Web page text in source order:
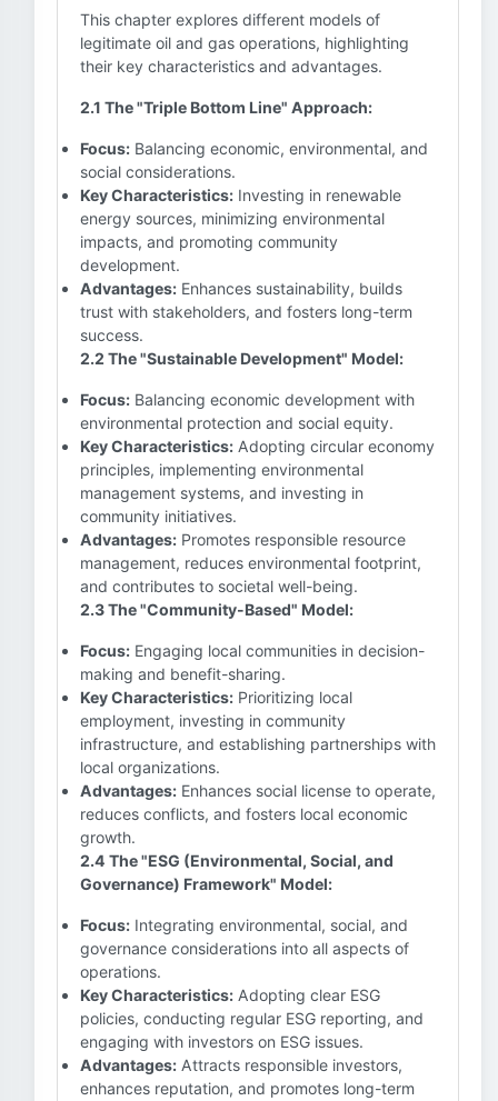
This chapter explores different models of
legitimate oil and gas operations, highlighting
their key characteristics and advantages.
2.1 The "Triple Bottom Line" Approach:
Focus: Balancing economic, environmental, and
social considerations.
Key Characteristics: Investing in renewable
energy sources, minimizing environmental
impacts, and promoting community
development.
Advantages: Enhances sustainability, builds
trust with stakeholders, and fosters long-term
success.
2.2 The "Sustainable Development" Model:
Focus: Balancing economic development with
environmental protection and social equity.
Key Characteristics: Adopting circular economy
principles, implementing environmental
management systems, and investing in
community initiatives.
Advantages: Promotes responsible resource
management, reduces environmental footprint,
and contributes to societal well-being.
2.3 The "Community-Based" Model:
Focus: Engaging local communities in decision-
making and benefit-sharing.
Key Characteristics: Prioritizing local
employment, investing in community
infrastructure, and establishing partnerships with
local organizations.
Advantages: Enhances social license to operate,
reduces conflicts, and fosters local economic
growth.
2.4 The "ESG (Environmental, Social, and
Governance) Framework" Model:
Focus: Integrating environmental, social, and
governance considerations into all aspects of
operations.
Key Characteristics: Adopting clear ESG
policies, conducting regular ESG reporting, and
engaging with investors on ESG issues.
Advantages: Attracts responsible investors,
enhances reputation, and promotes long-term